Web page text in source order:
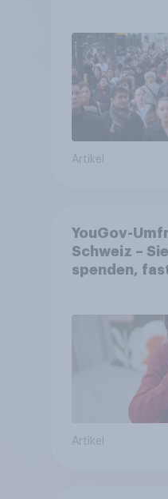
Artikel
YouGov-
Schweiz –
spenden,
Artikel